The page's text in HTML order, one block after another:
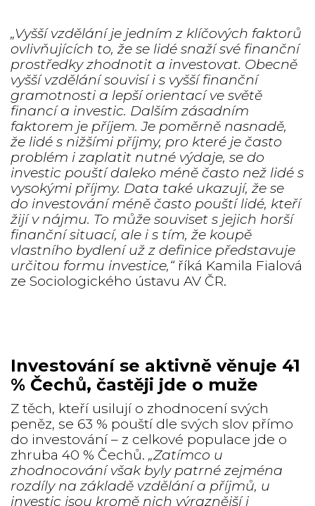
„Vyšší vzdělání je jedním z klíčových faktorů
ovlivňujících to, že se lidé snaží své finanční
prostředky zhodnotit a investovat. Obecně
vyšší vzdělání souvisí i s vyšší finanční
gramotnosti a lepší orientací ve světě
financí a investic. Dalším zásadním
faktorem je příjem. Je poměrně nasnadě,
že lidé s nižšími příjmy, pro které je často
problém i zaplatit nutné výdaje, se do
investic pouští daleko méně často než lidé s
vysokými příjmy. Data také ukazují, že se
do investování méně často pouští lidé, kteří
žijí v nájmu. To může souviset s jejich horší
finanční situací, ale i s tím, že koupě
vlastního bydlení už z definice představuje
určitou formu investice,“říká Kamila Fialová
ze Sociologického ústavu AV ČR.
Investování se aktivně věnuje 41
% Čechů, častěji jde o muže
Z těch, kteří usilují o zhodnocení svých
peněz, se 63 % pouští dle svých slov přímo
do investování – z celkové populace jde o
zhruba 40 % Čechů.„Zatímco u
zhodnocování však byly patrné zejména
rozdíly na základě vzdělání a příjmů, u
investic jsou kromě nich výraznější i